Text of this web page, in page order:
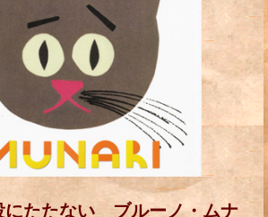
にたたない ブルーノ・ムナ